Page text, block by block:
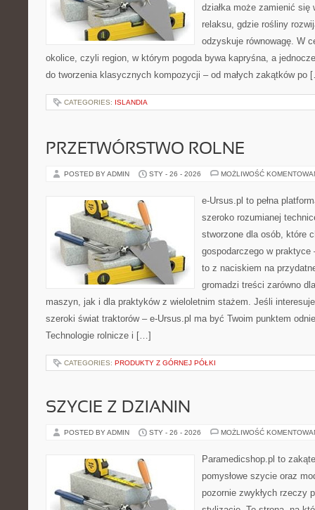
działka może zamienić się
relaksu, gdzie rośliny
odzyskuje równowagę. W
okolice, czyli region, w którym pogoda bywa kapryśna, a
do tworzenia klasycznych kompozycji – od małych zakątków po
CATEGORIES: ISLANDIA
PRZETWÓRSTWO ROLNE
POSTED BY ADMIN STY - 26 - 2026 MOŻLIWOŚĆ
e-Ursus.pl to pełna
szeroko rozumianej
stworzone dla osób, które
gospodarczego w
to z naciskiem na
gromadzi treści zarówno
maszyn, jak i dla praktyków z wieloletnim stażem. Jeśli
szeroki świat traktorów – e-Ursus.pl ma być Twoim punktem
Technologie rolnicze i […]
CATEGORIES: PRODUKTY Z GÓRNEJ PÓŁKI
SZYCIE Z DZIANIN
POSTED BY ADMIN STY - 26 - 2026 MOŻLIWOŚĆ
Paramedicshop.pl to
pomysłowe szycie oraz
pozornie zwykłych rzeczy